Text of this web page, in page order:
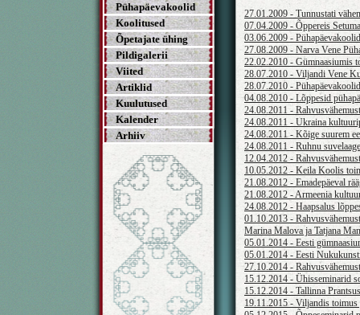
Pühapäevakoolid
Koolitused
Õpetajate ühing
Pildigalerii
Viited
Artiklid
Kuulutused
Kalender
Arhiiv
27.01.2009 - Tunnustati
07.04.2009 - Õppereis
03.06.2009 -
27.08.2009 - Narva Vene
22.02.2010 - Gümnaasiumis
28.07.2010 - Viljandi Vene
28.07.2010 -
04.08.2010 - Lõppesid
24.08.2011 -
24.08.2011 - Ukraina
24.08.2011 - Kõige suurem
24.08.2011 - Ruhnu
12.04.2012 -
10.05.2012 - Keila Koolis
21.08.2012 - Emadepäeval
21.08.2012 - Armeenia
24.08.2012 - Haapsalus
01.10.2013 -
Marina Malova ja Tatjana
05.01.2014 - Eesti
05.01.2014 - Eesti
27.10.2014 -
15.12.2014 - Ühisseminarid
15.12.2014 - Tallinna
19.11.2015 - Viljandis toimus